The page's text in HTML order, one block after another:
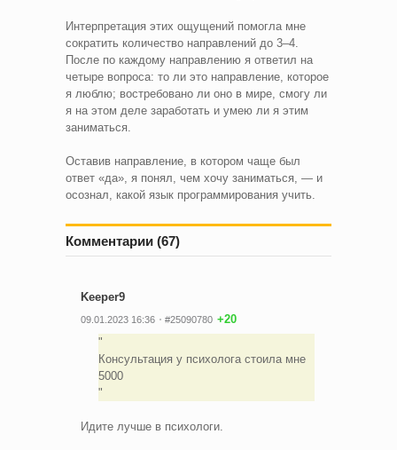
Интерпретация этих ощущений помогла мне
сократить количество направлений до 3–4.
После по каждому направлению я ответил на
четыре вопроса: то ли это направление, которое
я люблю; востребовано ли оно в мире, смогу ли
я на этом деле заработать и умею ли я этим
заниматься.
Оставив направление, в котором чаще был
ответ «да», я понял, чем хочу заниматься, — и
осознал, какой язык программирования учить.
Комментарии (67)
Keeper9
09.01.2023 16:36 #25090780 +20
Консультация у психолога стоила мне
5000
Идите лучше в психологи.